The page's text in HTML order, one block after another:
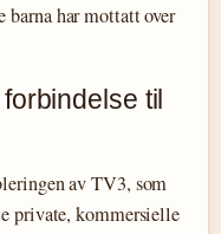
barna har mottatt over
til
av TV3, som
private, kommersielle